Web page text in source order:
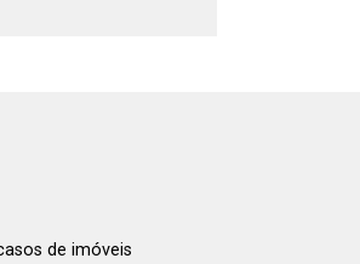
de imóveis